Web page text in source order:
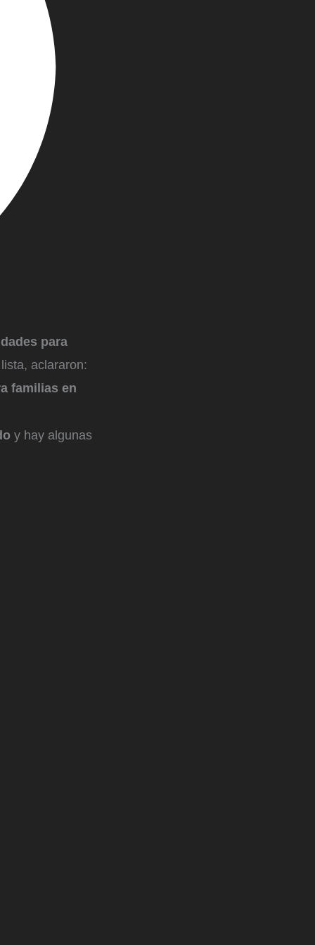
para
aclararon:
familias en
y hay algunas